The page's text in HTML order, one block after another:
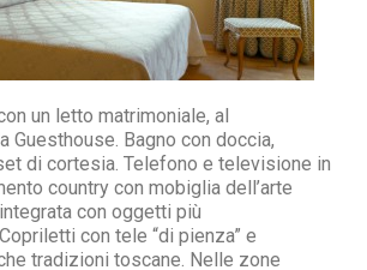
un letto matrimoniale, al
Guesthouse. Bagno con doccia,
di cortesia. Telefono e televisione in
country con mobiglia dell’arte
con oggetti più
Copriletti con tele “di pienza” e
tradizioni toscane. Nelle zone